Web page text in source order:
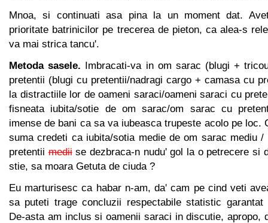
Mnoa, si continuati asa pina la un moment dat.
prioritate batrinicilor pe trecerea de pieton, ca alea-s
va mai strica tancu'.
Metoda sasele. Imbracati-va in om sarac (blugi +
pretentii (blugi cu pretentii/nadragi cargo + camasa cu
la distractiile lor de oameni saraci/oameni saraci cu
fisneata iubita/sotie de om sarac/om sarac cu
imense de bani ca sa va iubeasca trupeste acolo pe loc.
suma credeti ca iubita/sotia medie de om sarac mediu
pretentiimediise dezbraca-n nudu' gol la o petrecere si
stie, sa moara Getuta de ciuda ?
Eu marturisesc ca habar n-am, da' cam pe cind veti
sa puteti trage concluzii respectabile statistic garantat
De-asta am inclus si oamenii saraci in discutie, apropo,